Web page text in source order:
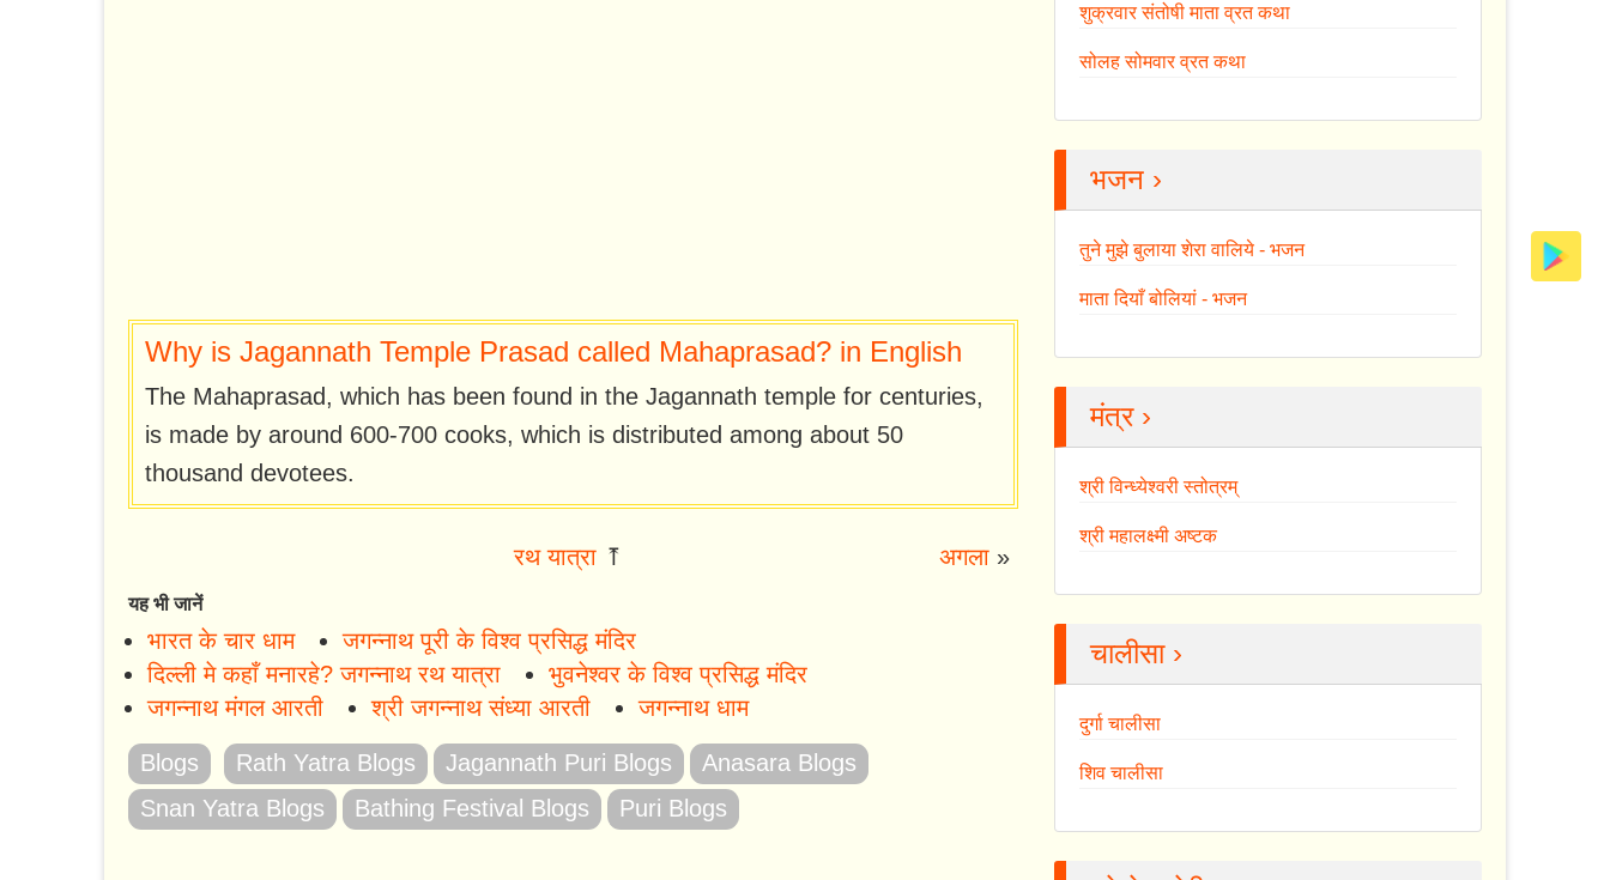
Why is Jagannath Temple Prasad called Mahaprasad? in English
The Mahaprasad, which has been found in the Jagannath temple for centuries,
is made by around 600-700 cooks, which is distributed among about 50
thousand devotees.
रथ यात्रा⤒ अगला»
यह भी जानें
भारत के चार धाम
जगन्नाथ पूरी के विश्व प्रसिद्ध मंदिर
दिल्ली मे कहाँ मनारहे? जगन्नाथ रथ यात्रा
भुवनेश्वर के विश्व प्रसिद्ध मंदिर
जगन्नाथ मंगल आरती
श्री जगन्नाथ संध्या आरती जगन्नाथ धाम
Blogs Rath Yatra Blogs Jagannath Puri Blogs
Anasara Blogs
Snan Yatra Blogs
Bathing Festival Blogs Puri Blogs
शुक्रवार संतोषी माता व्रत कथा
सोलह सोमवार व्रत कथा
भजन ›
तुने मुझे बुलाया शेरा वालिये - भजन
माता दियाँ बोलियां - भजन
मंत्र ›
श्री विन्ध्येश्वरी स्तोत्रम्
श्री महालक्ष्मी अष्टक
चालीसा ›
दुर्गा चालीसा
शिव चालीसा